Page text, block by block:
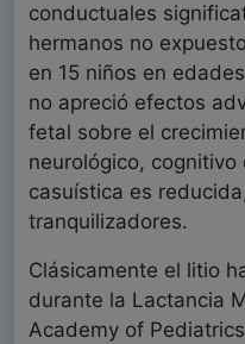
conductuales
hermanos no
en 15 niños en
no apreció efectos
fetal sobre el
neurológico,
casuística es
tranquilizadores.
Clásicamente el litio
durante la Lactancia
Academy of